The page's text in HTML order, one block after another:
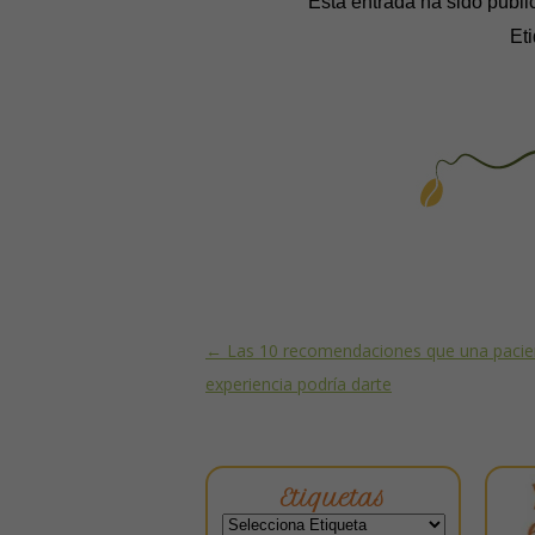
Post navigation
← Las 10 recomendaciones que una
experiencia podría darte
Etiquetas